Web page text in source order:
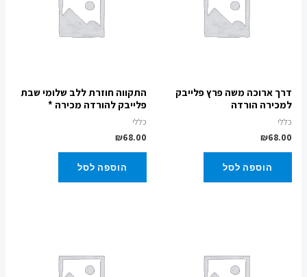
דרך ארוכה משה פרץ פלייבק
למכירה הורדה
כללי
₪68.00
הוספה לסל
התקווה חוזרת ללב שלומי שבת
פלייבק להורדה מכירה *
כללי
₪68.00
הוספה לסל